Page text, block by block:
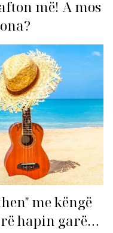
më! A mos
me këngë
hapin garën